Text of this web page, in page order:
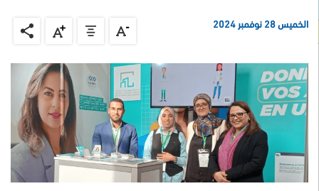
الخميس 28 نوفمبر 2024